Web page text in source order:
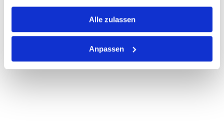
gesammelt haben.
Alle zulassen
Anpassen
ALLE SPEZIFIKATIONEN